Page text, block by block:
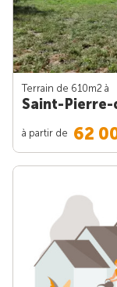
Terrain de 610m2 à
Saint-
à partir de 62